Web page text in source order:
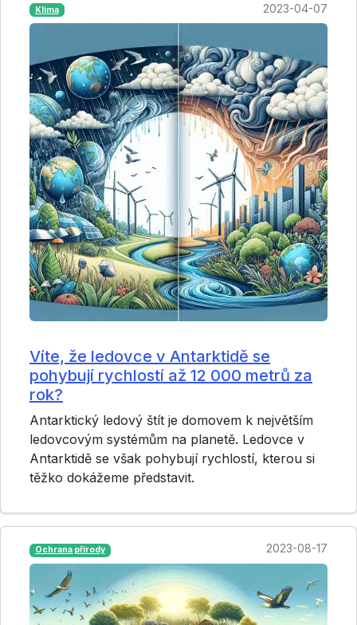
Klima 2023-04-07
Víte, že ledovce v Antarktidě se
pohybují rychlostí až 12 000 metrů za
rok?
Antarktický ledový štít je domovem k největším
ledovcovým systémům na planetě. Ledovce v
Antarktidě se však pohybují rychlostí, kterou si
těžko dokážeme představit.
Ochrana přírody 2023-08-17